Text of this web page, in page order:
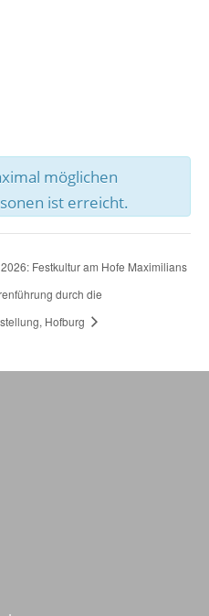
möglichen
ist erreicht.
Festkultur am Hofe Maximilians
durch die
Hofburg